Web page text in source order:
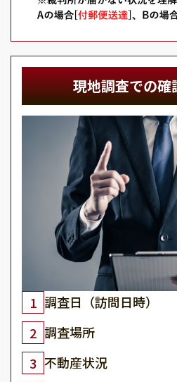
現地調査での確
1 調査日（訪問日時）
2 調査場所
3 不動産状況